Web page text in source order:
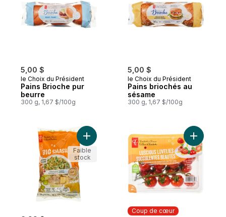
5,00 $
le Choix du Président
Pains Brioche pur
beurre
300 g, 1,67 $/100g
5,00 $
le Choix du Président
Pains briochés au
sésame
300 g, 1,67 $/100g
Ajouter Kit de salade hachée Big
Faible
stock
Coup de cœur
Ajouter